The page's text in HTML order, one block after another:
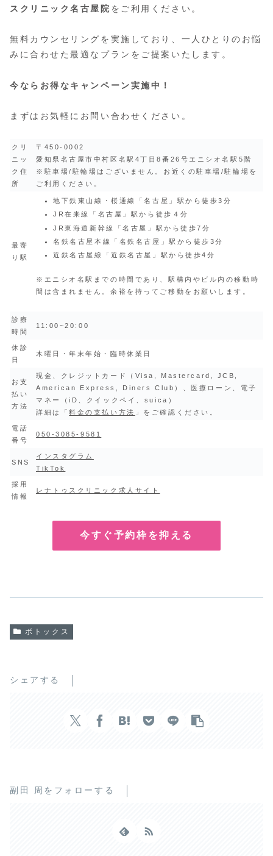
スクリニック名古屋院 をご利用ください。
無料カウンセリングを実施しており、一人ひとりのお悩
みに合わせた最適なプランをご提案いたします。
今ならお得なキャンペーン実施中！
まずはお気軽にお問い合わせください。
クリ
ニッ
ク住
所
〒450-0002
愛知県名古屋市中村区名駅4丁目8番26号エニシオ名駅5階
※駐車場/駐輪場はございません。お近くの駐車場/駐輪場を
ご利用ください。
最寄
り駅
地下鉄東山線・桜通線「名古屋」駅から徒歩3分
JR在来線「名古屋」駅から徒歩４分
JR東海道新幹線「名古屋」駅から徒歩7分
名鉄名古屋本線「名鉄名古屋」駅から徒歩3分
近鉄名古屋線「近鉄名古屋」駅から徒歩4分
※エニシオ名駅までの時間であり、駅構内やビル内の移動時
間は含まれません。余裕を持ってご移動をお願いします。
診療
時間
11:00~20:00
休診
日
木曜日・年末年始・臨時休業日
お支
払い
方法
現金、クレジットカード（Visa, Mastercard, JCB,
American Express, Diners Club）、医療ローン、電子
マネー（iD、クイックペイ、suica）
詳細は「料金の支払い方法 」をご確認ください。
電話
番号
050-3085-9581
SNS
インスタグラム
TikTok
採用
情報
レナトゥスクリニック求人サイト
今すぐ予約枠を抑える
ボトックス
シェアする
副田 周をフォローする